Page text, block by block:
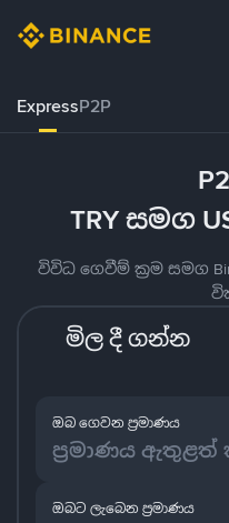
ExpressP2P
TRY සමග
විවිධ ගෙවීම් ක්‍රම සමග
මිල දී ගන්න
ඔබ ගෙවන ප්‍රමාණය
ඔබට ලැබෙන ප්‍රමාණය